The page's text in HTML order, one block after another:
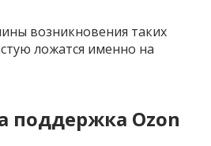
возникновения таких
ложатся именно на
поддержка Ozon